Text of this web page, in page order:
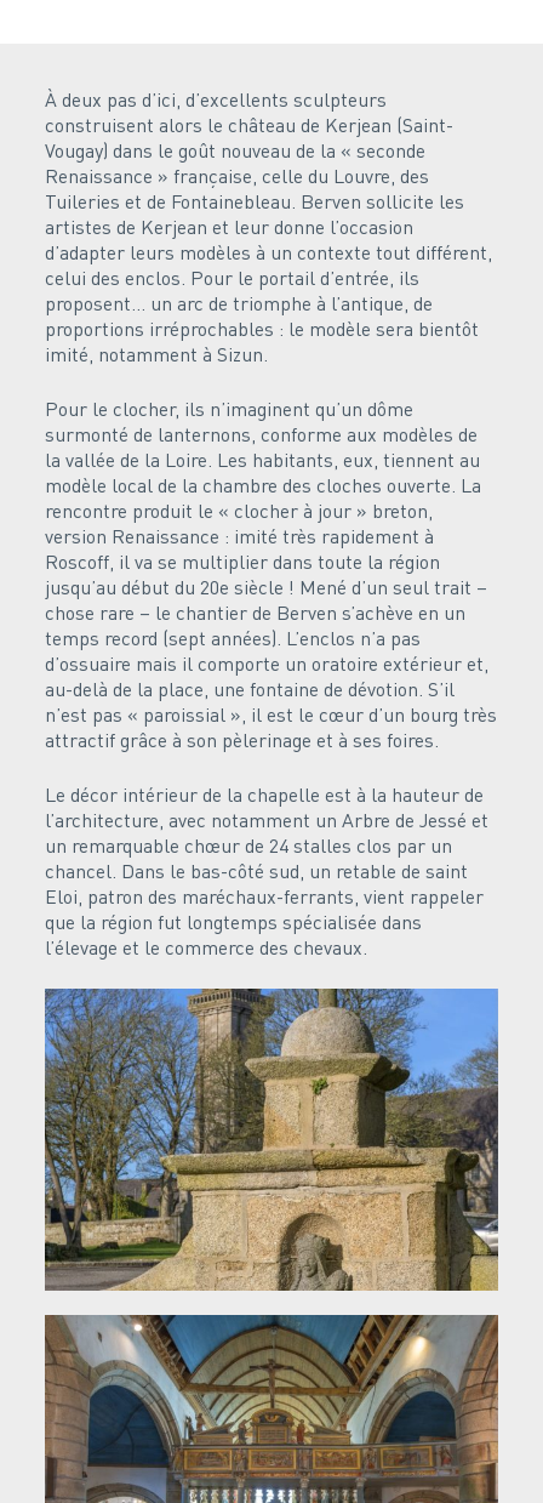
À deux pas d’ici, d’excellents sculpteurs
construisent alors le château de Kerjean (Saint-
Vougay) dans le goût nouveau de la « seconde
Renaissance » française, celle du Louvre, des
Tuileries et de Fontainebleau. Berven sollicite les
artistes de Kerjean et leur donne l’occasion
d’adapter leurs modèles à un contexte tout différent,
celui des enclos. Pour le portail d’entrée, ils
proposent… un arc de triomphe à l’antique, de
proportions irréprochables : le modèle sera bientôt
imité, notamment à Sizun.
Pour le clocher, ils n’imaginent qu’un dôme
surmonté de lanternons, conforme aux modèles de
la vallée de la Loire. Les habitants, eux, tiennent au
modèle local de la chambre des cloches ouverte. La
rencontre produit le « clocher à jour » breton,
version Renaissance : imité très rapidement à
Roscoff, il va se multiplier dans toute la région
jusqu’au début du 20e siècle ! Mené d’un seul trait –
chose rare – le chantier de Berven s’achève en un
temps record (sept années). L’enclos n’a pas
d’ossuaire mais il comporte un oratoire extérieur et,
au-delà de la place, une fontaine de dévotion. S’il
n’est pas « paroissial », il est le cœur d’un bourg très
attractif grâce à son pèlerinage et à ses foires.
Le décor intérieur de la chapelle est à la hauteur de
l’architecture, avec notamment un Arbre de Jessé et
un remarquable chœur de 24 stalles clos par un
chancel. Dans le bas-côté sud, un retable de saint
Eloi, patron des maréchaux-ferrants, vient rappeler
que la région fut longtemps spécialisée dans
l’élevage et le commerce des chevaux.